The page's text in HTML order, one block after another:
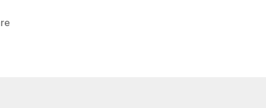
zu